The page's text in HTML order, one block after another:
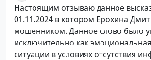
Настоящим отзываю данное
01.11.2024 в котором Ерохина
мошенником. Данное слово было
исключительно как
ситуации в условиях отсутствия